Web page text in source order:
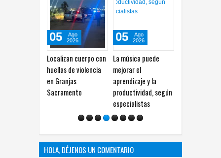
Localizan cuerpo con
huellas de violencia
en Granjas
Sacramento
Ago
2026
La música puede
mejorar el
aprendizaje y la
productividad, según
especialistas
05
Ago
2026
Cuestiona Estrada
gobernadora a
alcaldesa por uso de
HOLA, DÉJENOS UN COMENTARIO